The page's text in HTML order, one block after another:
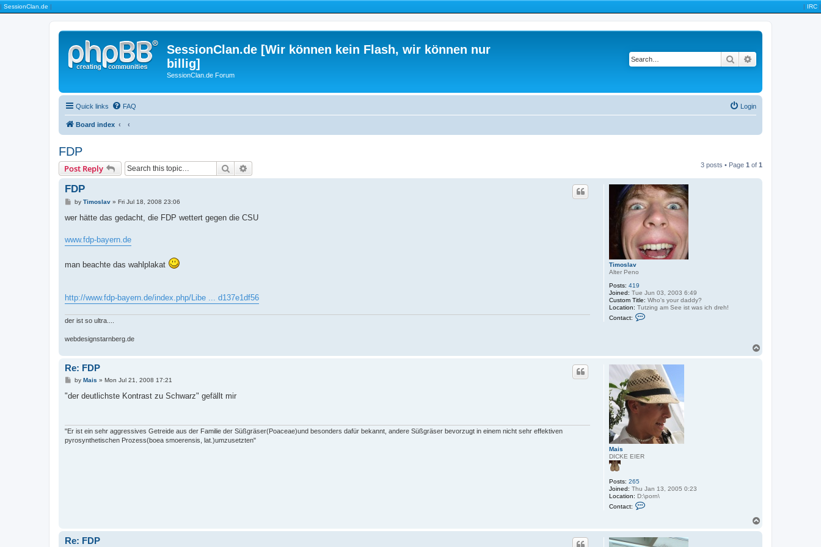
| SessionClan.de | | IRC |
SessionClan.de [Wir können kein Flash, wir können nur
billig]
SessionClan.de Forum
Search
Quick links FAQ Login
Board index
FDP
Post Reply Search 3 posts • Page 1 of 1
Timoslav
Alter Peno
Posts: 419
Joined: Tue Jun 03, 2003 6:49
Custom Title: Who's your daddy?
Location: Tutzing am See ist was ich dreh!
Contact:
t
T
i
m
o
s
l
FDP
P
s
by Timoslav» Fri Jul 18, 2008 23:06
wer hätte das gedacht, die FDP wettert gegen die CSU
www.fdp-bayern.de
man beachte das wahlplakat
http://www.fdp-bayern.de/index.php/Libe ... d137e1df56
der ist so ultra....
webdesignstarnberg.de
Mais
DICKE EIER
Posts: 265
Joined: Thu Jan 13, 2005 0:23
Location: D:\porn\
Contact:
a
c
Re: FDP
P
s
by Mais » Mon Jul 21, 2008 17:21
"der deutlichste Kontrast zu Schwarz" gefällt mir
"Er ist ein sehr aggressives Getreide aus der Familie der Süßgräser(Poaceae)und besonders dafür bekannt, andere Süßgräser bevorzugt in einem nicht sehr effektiven
pyrosynthetischen Prozess(boea smoerensis, lat.)umzusetzten"
Re: FDP